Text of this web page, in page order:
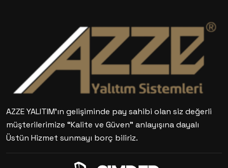
AZZE YALITIM’ın gelişiminde pay sahibi olan siz değerli
müşterilerimize “Kalite ve Güven” anlayışına dayalı
Üstün Hizmet sunmayı borç biliriz.